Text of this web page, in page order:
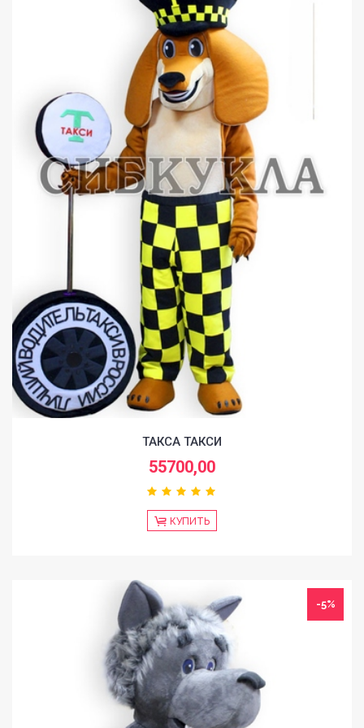
ТАКСА ТАКСИ
55700,00
КУПИТЬ
-5%